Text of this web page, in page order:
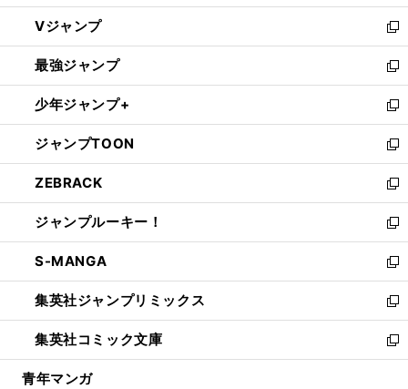
ウ
ィ
ン
ド
ウ
で
開
く
し
い
ウ
ィ
ン
ド
ウ
で
開
く
Vジャンプ
新
し
い
ウ
ィ
ン
ド
ウ
で
開
く
最強ジャンプ
新
し
い
ウ
ィ
ン
ド
ウ
で
開
く
少年ジャンプ+
新
し
い
ウ
ィ
ン
ド
ウ
で
開
く
ジャンプTOON
新
し
い
ウ
ィ
ン
ド
ウ
で
開
く
ZEBRACK
新
し
い
ウ
ィ
ン
ド
ウ
で
開
ジャンプルーキー！
新
し
い
ウ
ィ
ン
ド
ウ
S-MANGA
新
し
い
ウ
ィ
ン
集英社ジャンプリミックス
新
し
い
ウ
集英社コミック文庫
新
し
青年マンガ